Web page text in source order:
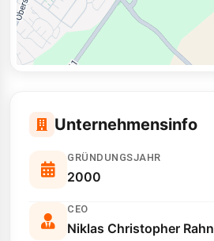
Unternehmensinfo
GRÜNDUNGSJAHR
2000
CEO
Niklas Christopher Rahn